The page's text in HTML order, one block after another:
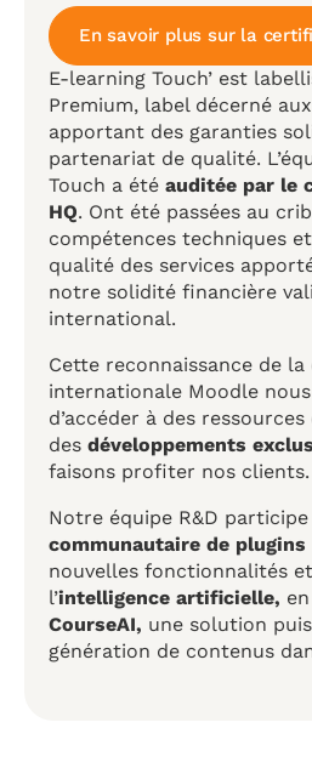
En savoir plus sur la
E-learning Touch’ est
Premium, label décerné
apportant des garanties
partenariat de qualité.
Touch a été auditée par le
HQ. Ont été passées au
compétences techniques
qualité des services
notre solidité financière
international.
Cette reconnaissance de
internationale Moodle
d’accéder à des ressources
des développements
faisons profiter nos clients.
Notre équipe R&D participe
communautaire de plugins
nouvelles fonctionnalités
l’intelligence artificielle,
CourseAI, une solution
génération de contenus